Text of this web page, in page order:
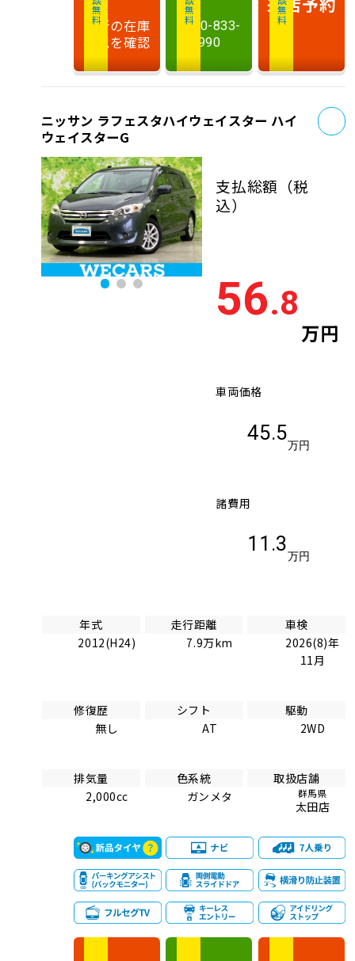
最新の在庫
状況を確認
0120-833-
990
ニッサン ラフェスタハイウェイスター ハイ
ウェイスターG
支払総額 （税
込）
56.8
万円
車両価格
45.5
万円
諸費用
11.3
万円
年式
2012(H24)
走行距離
7.9万km
車検
2026(8)年
11月
修復歴
無し
シフト
AT
駆動
2WD
排気量
2,000cc
色系統
ガンメタ
取扱店舗
群馬県
太田店